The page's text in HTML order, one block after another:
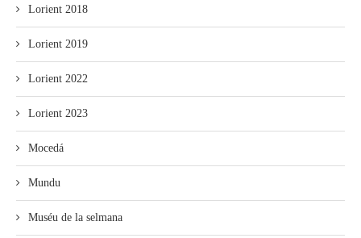
Lorient 2018
Lorient 2019
Lorient 2022
Lorient 2023
Mocedá
Mundu
Muséu de la selmana